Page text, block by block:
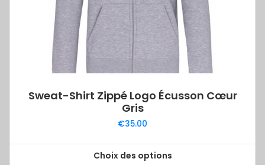
la
page
du
produit
Sweat-Shirt Zippé Logo Écusson Cœur
Gris
€35.00
Choix des options
Ce